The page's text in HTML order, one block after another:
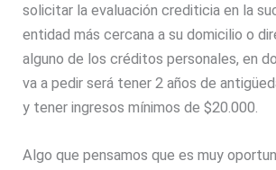
solicitar la evaluación crediticia en la
entidad más cercana a su domicilio o
alguno de los créditos personales, en
va a pedir será tener 2 años de
y tener ingresos mínimos de $20.000.
Algo que pensamos que es muy